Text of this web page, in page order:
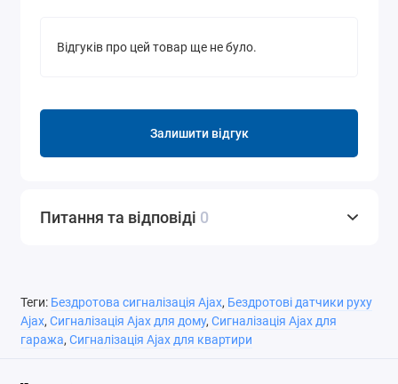
Відгуків про цей товар ще не було.
Залишити відгук
Питання та відповіді 0
Теги: Бездротова сигналізація Ajax, Бездротові датчики руху
Ajax, Сигналізація Ajax для дому, Сигналізація Ajax для
гаража, Сигналізація Ajax для квартири